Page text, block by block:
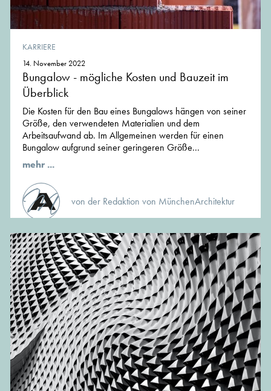
KARRIERE
14. November 2022
Bungalow - mögliche Kosten und Bauzeit im
Überblick
Die Kosten für den Bau eines Bungalows hängen von seiner
Größe, den verwendeten Materialien und dem
Arbeitsaufwand ab. Im Allgemeinen werden für einen
Bungalow aufgrund seiner geringeren Größe...
mehr ...
von der Redaktion von MünchenArchitektur